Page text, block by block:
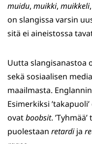
muidu, muikki, muikkeli,
on slangissa varsin
sitä ei aineistossa
Uutta slangisanastoa
sekä sosiaalisen
maailmasta.
Esimerkiksi
ovatboobsit.
puolestaan retardija